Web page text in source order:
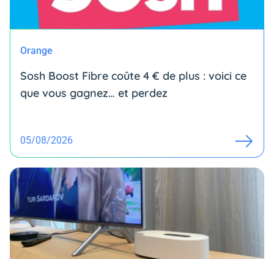
Orange
Sosh Boost Fibre coûte 4 € de plus : voici ce
que vous gagnez… et perdez
05/08/2026